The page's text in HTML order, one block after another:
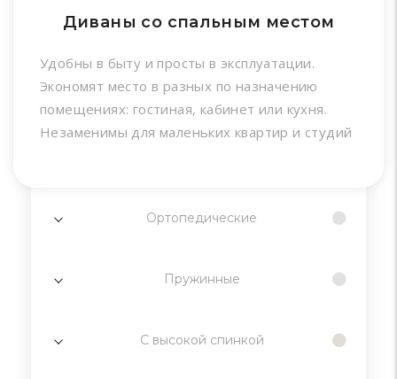
Диваны со спальным местом
Удобны в быту и просты в эксплуатации.
Экономят место в разных по назначению
помещениях: гостиная, кабинет или кухня.
Незаменимы для маленьких квартир и студий
Ортопедические
Пружинные
С высокой спинкой